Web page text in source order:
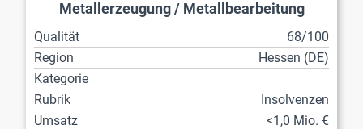
Metallerzeugung / Metallbearbeitung
Qualität
68/100
Region
Hessen (DE)
Kategorie
Rubrik
Insolvenzen
Umsatz
<1,0 Mio. €